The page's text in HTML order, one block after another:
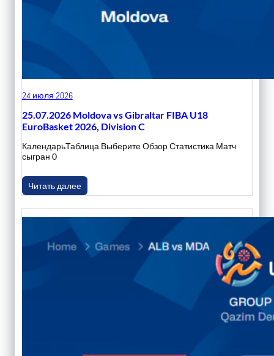
24 июля 2026
25.07.2026 Moldova vs Gibraltar FIBA U18
EuroBasket 2026, Division C
КалендарьТаблица Выберите Обзор Статистика Матч
сыгран 0
Читать далее